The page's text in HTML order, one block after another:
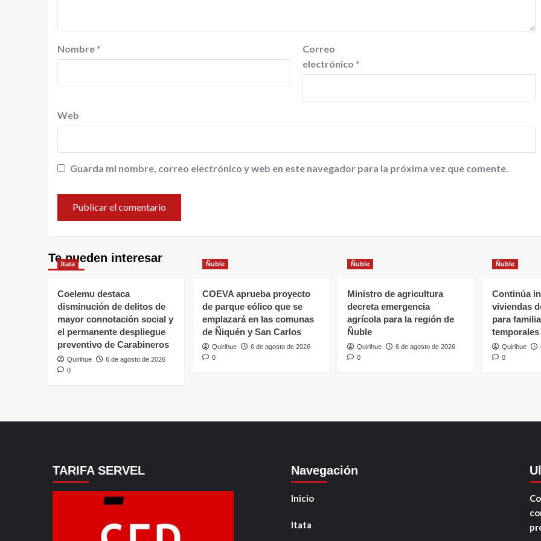
Nombre *
Correo
electrónico *
Web
Guarda mi nombre, correo electrónico y web en este navegador para la próxima vez que comente.
Te pueden interesar
Itata
Coelemu destaca
disminución de delitos de
mayor connotación social y
el permanente despliegue
preventivo de Carabineros
Quirihue
6 de agosto de 2026
0
Ñuble
COEVA aprueba proyecto
de parque eólico que se
emplazará en las comunas
de Ñiquén y San Carlos
Quirihue
6 de agosto de 2026
0
Ñuble
Ministro de agricultura
decreta emergencia
agrícola para la región de
Ñuble
Quirihue
6 de agosto de 2026
0
Ñuble
Continúa
viviendas
para
temporales
Quirihue
0
TARIFA SERVEL Navegación
Inicio
Itata